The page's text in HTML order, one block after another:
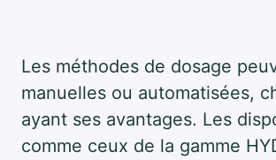
Les méthodes de dosage
manuelles ou automatisées,
ayant ses avantages. Les
comme ceux de la gamme